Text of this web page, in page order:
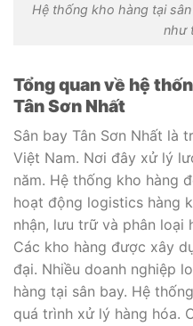
Hệ thống kho hàng tại
như
Tổng quan về hệ
Tân Sơn Nhất
Sân bay Tân Sơn Nhất là
Việt Nam. Nơi đây xử lý
năm. Hệ thống kho hàng
hoạt động logistics hàng
nhận, lưu trữ và phân loại
Các kho hàng được xây
đại. Nhiều doanh nghiệp
hàng tại sân bay. Hệ
quá trình xử lý hàng hóa.